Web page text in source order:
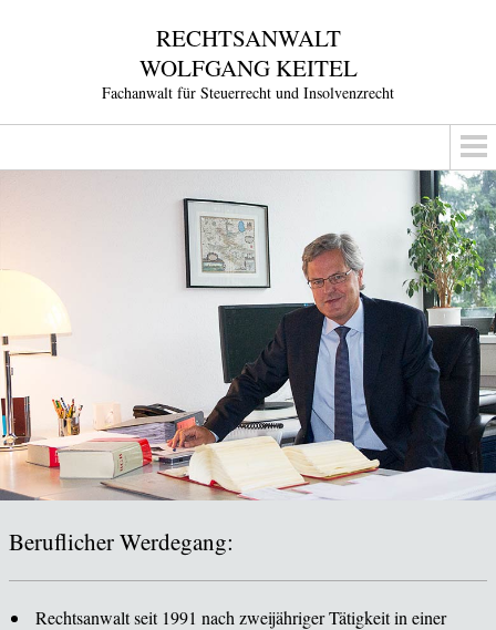
RECHTSANWALT
WOLFGANG KEITEL
Fachanwalt für Steuerrecht und Insolvenzrecht
Beruflicher Werdegang:
Rechtsanwalt seit 1991 nach zweijähriger Tätigkeit in einer